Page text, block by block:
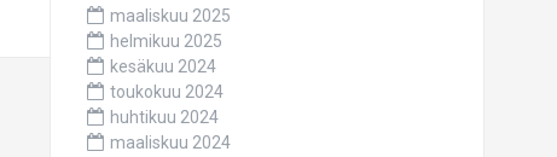
maaliskuu 2025
helmikuu 2025
kesäkuu 2024
toukokuu 2024
huhtikuu 2024
maaliskuu 2024